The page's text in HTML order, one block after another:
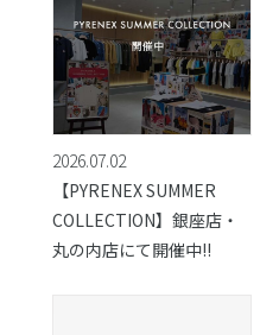
2026.07.02
【PYRENEX SUMMER
COLLECTION】銀座店・
丸の内店にて開催中!!